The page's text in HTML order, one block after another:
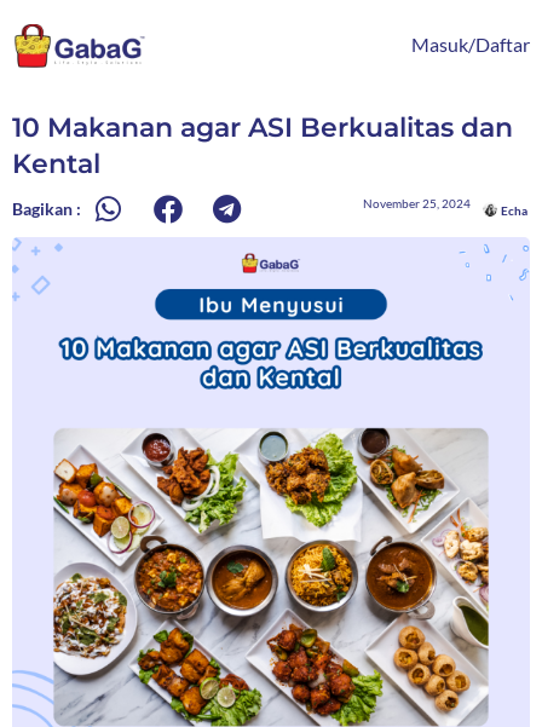
ke
konten
Masuk/Daftar
10 Makanan agar ASI Berkualitas dan
Kental
Bagikan : November 25, 2024
Echa